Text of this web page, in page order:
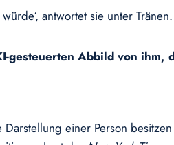
antwortet sie unter
gesteuerten Abbild von ihm,
einer Person